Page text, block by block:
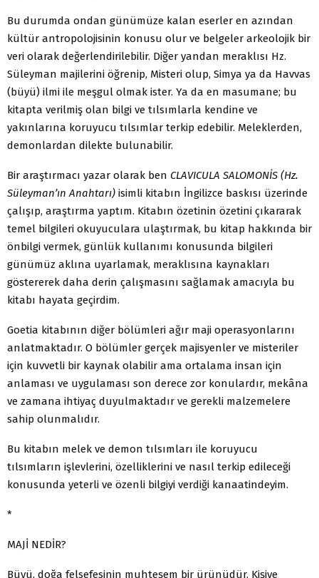
Bu durumda ondan günümüze kalan eserler en azından
kültür antropolojisinin konusu olur ve belgeler arkeolojik bir
veri olarak değerlendirilebilir. Diğer yandan meraklısı Hz.
Süleyman majilerini öğrenip, Misteri olup, Simya ya da Havvas
(büyü) ilmi ile meşgul olmak ister. Ya da en masumane; bu
kitapta verilmiş olan bilgi ve tılsımlarla kendine ve
yakınlarına koruyucu tılsımlar terkip edebilir. Meleklerden,
demonlardan dilekte bulunabilir.
Bir araştırmacı yazar olarak ben CLAVICULA SALOMONİS (Hz.
Süleyman’ın Anahtarı) isimli kitabın İngilizce baskısı üzerinde
çalışıp, araştırma yaptım. Kitabın özetinin özetini çıkararak
temel bilgileri okuyuculara ulaştırmak, bu kitap hakkında bir
önbilgi vermek, günlük kullanımı konusunda bilgileri
günümüz aklına uyarlamak, meraklısına kaynakları
göstererek daha derin çalışmasını sağlamak amacıyla bu
kitabı hayata geçirdim.
Goetia kitabının diğer bölümleri ağır maji operasyonlarını
anlatmaktadır. O bölümler gerçek majisyenler ve misteriler
için kuvvetli bir kaynak olabilir ama ortalama insan için
anlaması ve uygulaması son derece zor konulardır, mekâna
ve zamana ihtiyaç duyulmaktadır ve gerekli malzemelere
sahip olunmalıdır.
Bu kitabın melek ve demon tılsımları ile koruyucu
tılsımların işlevlerini, özelliklerini ve nasıl terkip edileceği
konusunda yeterli ve özenli bilgiyi verdiği kanaatindeyim.
*
MAJİ NEDİR?
Büyü, doğa felsefesinin muhteşem bir ürünüdür. Kişiye